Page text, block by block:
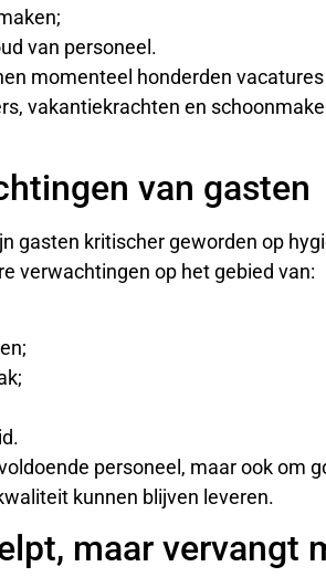
van personeel.
momenteel honderden
vakantiekrachten en
van gasten
gasten kritischer geworden op
verwachtingen op het gebied van:
personeel, maar ook om
kunnen blijven leveren.
maar vervangt